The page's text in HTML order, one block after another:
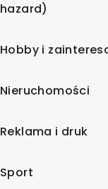
hazard)
Hobby i
Nieruchomości
Reklama i druk
Sport